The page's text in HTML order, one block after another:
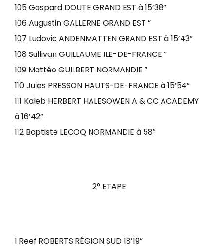
105 Gaspard DOUTE GRAND EST à 15’38”
106 Augustin GALLERNE GRAND EST ”
107 Ludovic ANDENMATTEN GRAND EST à 15’43”
108 Sullivan GUILLAUME ILE-DE-FRANCE ”
109 Mattéo GUILBERT NORMANDIE ”
110 Jules PRESSON HAUTS-DE-FRANCE à 15’54”
111 Kaleb HERBERT HALESOWEN A & CC ACADEMY
à 16’42”
112 Baptiste LECOQ NORMANDIE à 58″
2° ETAPE
1 Reef ROBERTS RÉGION SUD 18’19”